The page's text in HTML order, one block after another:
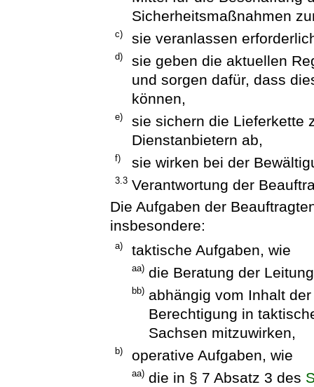
Sicherheitsmaßnahmen
c) sie veranlassen
d)
sie geben die aktuellen
und sorgen dafür, dass
können,
e)
sie sichern die Lieferkette
Dienstanbietern ab,
f) sie wirken bei der
3.3 Verantwortung der
Die Aufgaben der
insbesondere:
a) taktische Aufgaben, wie
aa) die Beratung der
bb) abhängig vom Inhalt
Berechtigung in
Sachsen mitzuwirken,
b) operative Aufgaben, wie
aa) die in § 7 Absatz 3 des